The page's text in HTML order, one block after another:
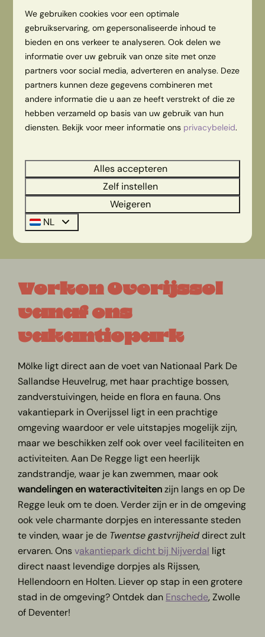
Verken Overijssel
vanaf ons
vakantiepark
Mölke ligt direct aan de voet van Nationaal Park De
Sallandse Heuvelrug, met haar prachtige bossen,
zandverstuivingen, heide en flora en fauna. Ons
vakantiepark in Overijssel ligt in een prachtige
omgeving waardoor er vele uitstapjes mogelijk zijn,
maar we beschikken zelf ook over veel faciliteiten en
activiteiten. Aan De Regge ligt een heerlijk
zandstrandje, waar je kan zwemmen, maar ook
wandelingen en wateractiviteitenzijn langs en op De
Regge leuk om te doen. Verder zijn er in de omgeving
ook vele charmante dorpjes en interessante steden
te vinden, waar je de Twentsegastvrijheiddirect zult
ervaren. Onsvakantiepark dicht bij Nijverdal ligt
direct naast levendige dorpjes als Rijssen,
Hellendoorn en Holten. Liever op stap in een grotere
stad in de omgeving? Ontdek dan Enschede, Zwolle
of Deventer!
We gebruiken cookies voor een optimale
gebruikservaring, om gepersonaliseerde inhoud te
bieden en ons verkeer te analyseren. Ook delen we
informatie over uw gebruik van onze site met onze
partners voor social media, adverteren en analyse. Deze
partners kunnen deze gegevens combineren met
andere informatie die u aan ze heeft verstrekt of die ze
hebben verzameld op basis van uw gebruik van hun
diensten. Bekijk voor meer informatie ons privacybeleid.
Alles accepteren
Zelf instellen
Weigeren
NL